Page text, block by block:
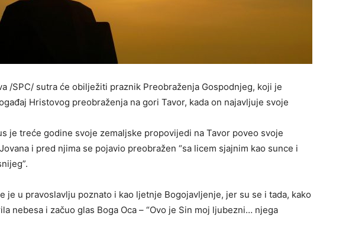
/SPC/ sutra će obilježiti praznik Preobraženja Gospodnjeg, koji je
Hristovog preobraženja na gori Tavor, kada on najavljuje svoje
je treće godine svoje zemaljske propovijedi na Tavor poveo svoje
i pred njima se pojavio preobražen “sa licem sjajnim kao sunce i
je u pravoslavlju poznato i kao ljetnje Bogojavljenje, jer su se i tada, kako
nebesa i začuo glas Boga Oca – “Ovo je Sin moj ljubezni… njega